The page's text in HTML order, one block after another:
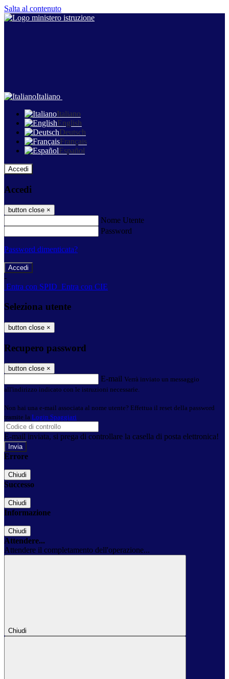
Salta al contenuto
Italiano
Italiano
English
Deutsch
Français
Español
Accedi
Accedi
button close ×
Nome Utente
Password
Password dimenticata?
-
Entra con SPID Entra con CIE
Seleziona utente
button close ×
Recupero password
button close ×
E-mail Verrà inviato un messaggio
all'indirizzo indicato con le istruzioni necessarie.
Non hai una e-mail associata al nome utente? Effettua il reset della password
tramite la Login Spaggiari
E-mail inviata, si prega di controllare la casella di posta elettronica!
Errore
Chiudi
Successo
Chiudi
Informazione
Chiudi
Attendere...
Attendere il completamento dell'operazione...
Chiudi